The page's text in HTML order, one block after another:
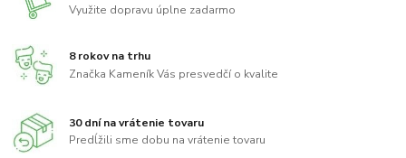
Využite dopravu úplne zadarmo
8 rokov na trhu
Značka Kameník Vás presvedčí o kvalite
30 dní na vrátenie tovaru
Predĺžili sme dobu na vrátenie tovaru